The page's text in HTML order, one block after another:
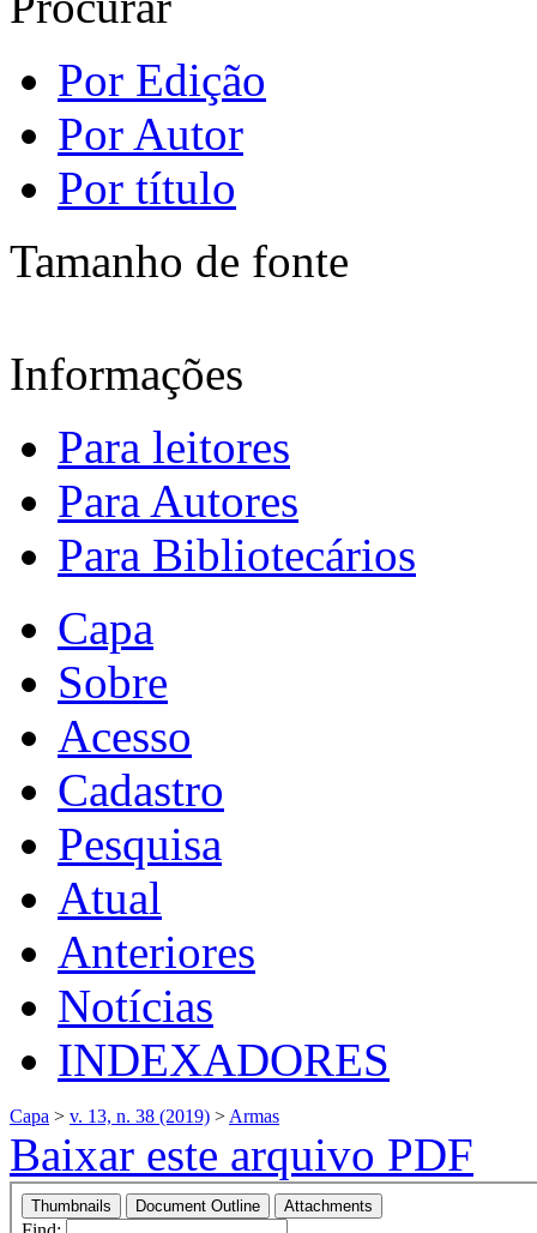
Por Edição
Por Autor
Por título
Tamanho de fonte
Informações
Para leitores
Para Autores
Para Bibliotecários
Capa
Sobre
Acesso
Cadastro
Pesquisa
Atual
Anteriores
Notícias
INDEXADORES
Capa > v. 13, n. 38 (2019) > Armas
Baixar este arquivo PDF